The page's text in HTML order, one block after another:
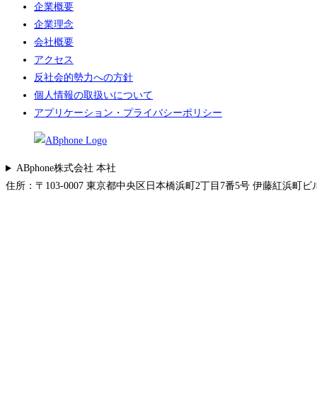
企業概要
企業理念
会社概要
アクセス
反社会的勢力への方針
個人情報の取扱いについて
アプリケーション・プライバシーポリシー
ABphone株式会社 本社
住所：〒103-0007 東京都中央区日本橋浜町2丁目7番5号 伊藤紅浜町